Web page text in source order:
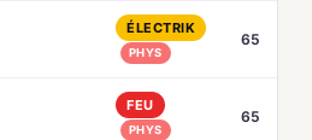
ÉLECTRIK
PHYS
65
FEU
PHYS
65